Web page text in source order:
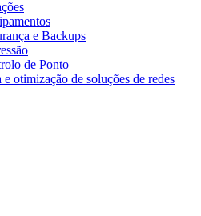
e Backups
de Ponto
otimização de soluções de redes